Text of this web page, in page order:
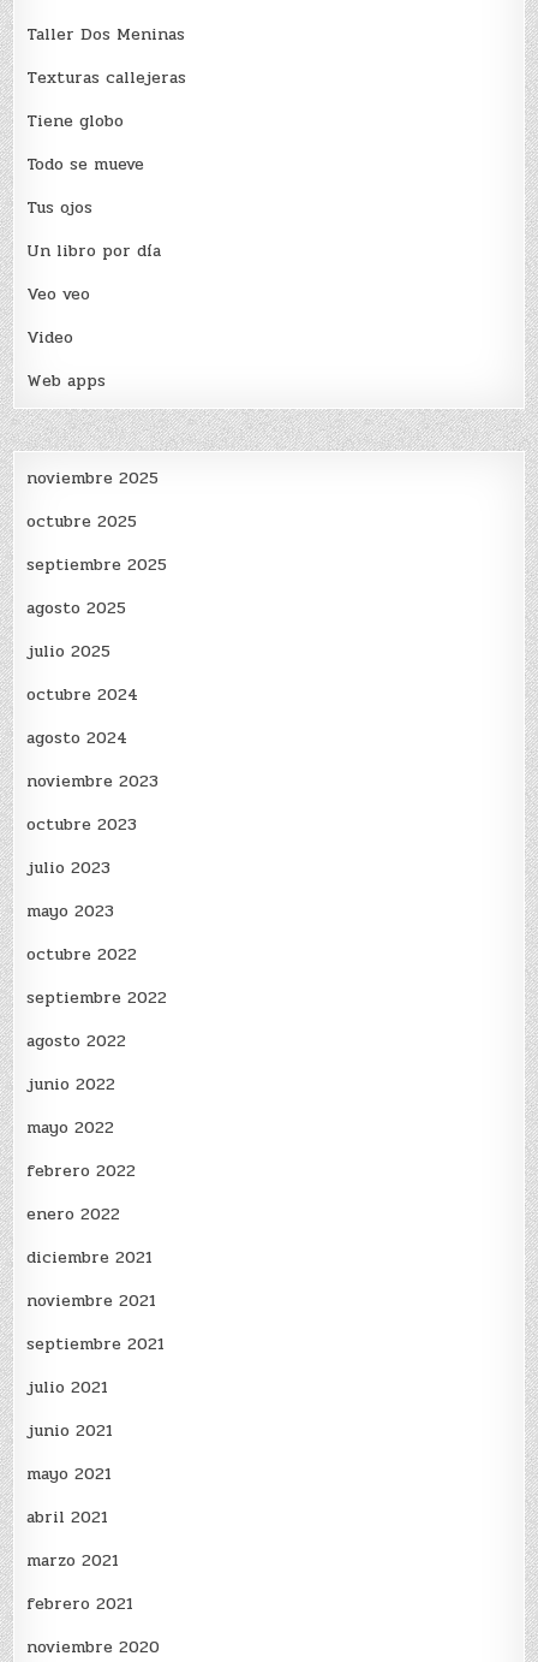
Taller Dos Meninas
Texturas callejeras
Tiene globo
Todo se mueve
Tus ojos
Un libro por día
Veo veo
Video
Web apps
noviembre 2025
octubre 2025
septiembre 2025
agosto 2025
julio 2025
octubre 2024
agosto 2024
noviembre 2023
octubre 2023
julio 2023
mayo 2023
octubre 2022
septiembre 2022
agosto 2022
junio 2022
mayo 2022
febrero 2022
enero 2022
diciembre 2021
noviembre 2021
septiembre 2021
julio 2021
junio 2021
mayo 2021
abril 2021
marzo 2021
febrero 2021
noviembre 2020